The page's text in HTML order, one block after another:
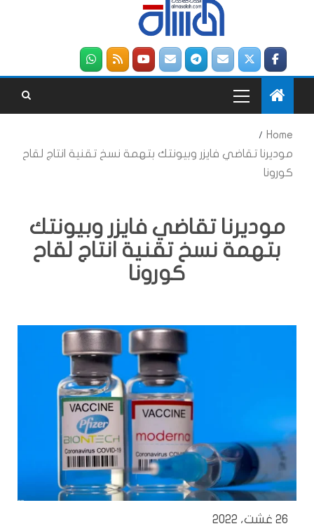
Home
موديرنا تقاضي فايزر وبيونتك بتهمة نسخ تقنية انتاج لقاح
كورونا
موديرنا تقاضي فايزر وبيونتك
بتهمة نسخ تقنية انتاج لقاح
كورونا
26 غشت، 2022